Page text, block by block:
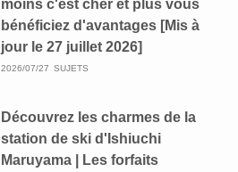
moins c'est cher et plus vous
bénéficiez d'avantages [Mis à
jour le 27 juillet 2026]
2026/07/27 SUJETS
Découvrez les charmes de la
station de ski d'Ishiuchi
Maruyama | Les forfaits